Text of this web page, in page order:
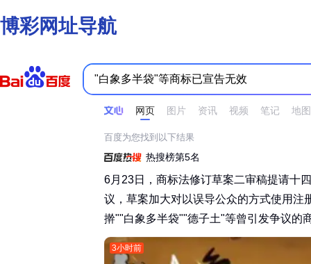
博彩网址导航
网页 图片 资讯 视频 笔记 地图
时间不限 所有网页和文件 站点内检索
百度为您找到以下结果
热搜榜第5名
6月23日，商标法修订草案二审稿提请十
议，草案加大对以误导公众的方式使用注
擀""白象多半袋""德子土"等曾引发争议的
3小时前